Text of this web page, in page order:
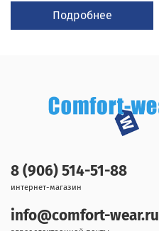
Подробнее
8 (906) 514-51-88
интернет-магазин
info@comfort-wear.ru